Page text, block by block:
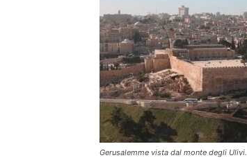
Gerusalemme vista dal monte degli Ulivi.